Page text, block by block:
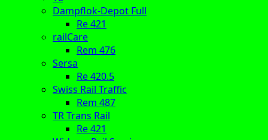
Dampflok-Depot Full
Re 421
railCare
Rem 476
Sersa
Re 420.5
Swiss Rail Traffic
Rem 487
TR Trans Rail
Re 421